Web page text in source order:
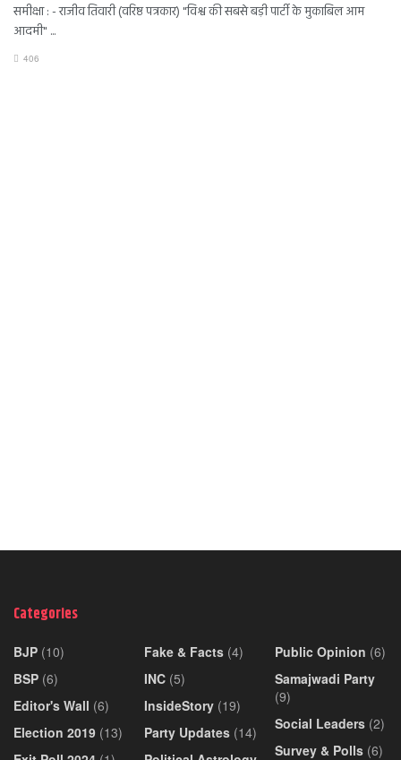
समीक्षा : - राजीव तिवारी (वरिष्ठ पत्रकार) "विश्व की सबसे बड़ी पार्टी के मुकाबिल आम
आदमी" ...
406
Categories
BJP (10)
BSP (6)
Editor's Wall (6)
Election 2019 (13)
Fake & Facts (4)
INC (5)
InsideStory (19)
Party Updates (14)
Public Opinion (6)
Samajwadi Party
(9)
Social Leaders (2)
Survey & Polls (6)